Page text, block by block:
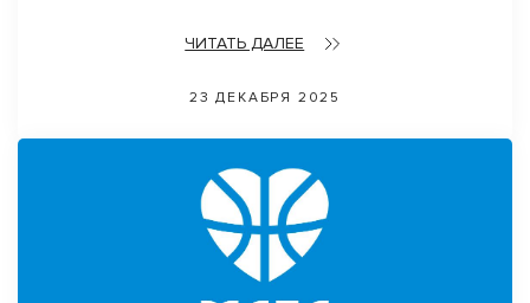
ЧИТАТЬ ДАЛЕЕ
23 ДЕКАБРЯ 2025